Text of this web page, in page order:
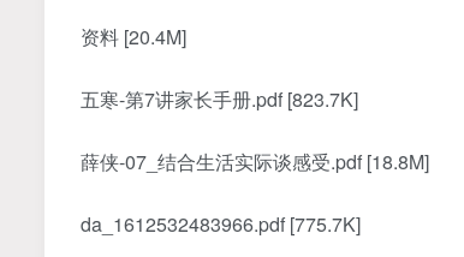
资料 [20.4M]
五寒-第7讲家长手册.pdf [823.7K]
薛侠-07_结合生活实际谈感受.pdf [18.8M]
da_1612532483966.pdf [775.7K]